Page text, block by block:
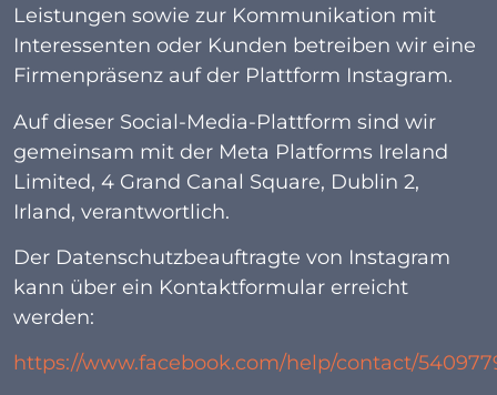
Leistungen sowie zur Kommunikation mit
Interessenten oder Kunden betreiben wir eine
Firmenpräsenz auf der Plattform Instagram.
Auf dieser Social-Media-Plattform sind wir
gemeinsam mit der Meta Platforms Ireland
Limited, 4 Grand Canal Square, Dublin 2,
Irland, verantwortlich.
Der Datenschutzbeauftragte von Instagram
kann über ein Kontaktformular erreicht
werden:
https://www.facebook.com/help/contact/